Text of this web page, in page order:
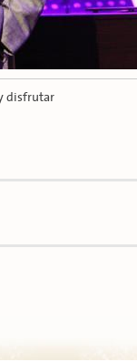
disfrutar